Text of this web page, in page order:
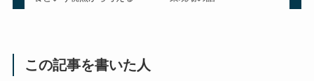
この記事を書いた人